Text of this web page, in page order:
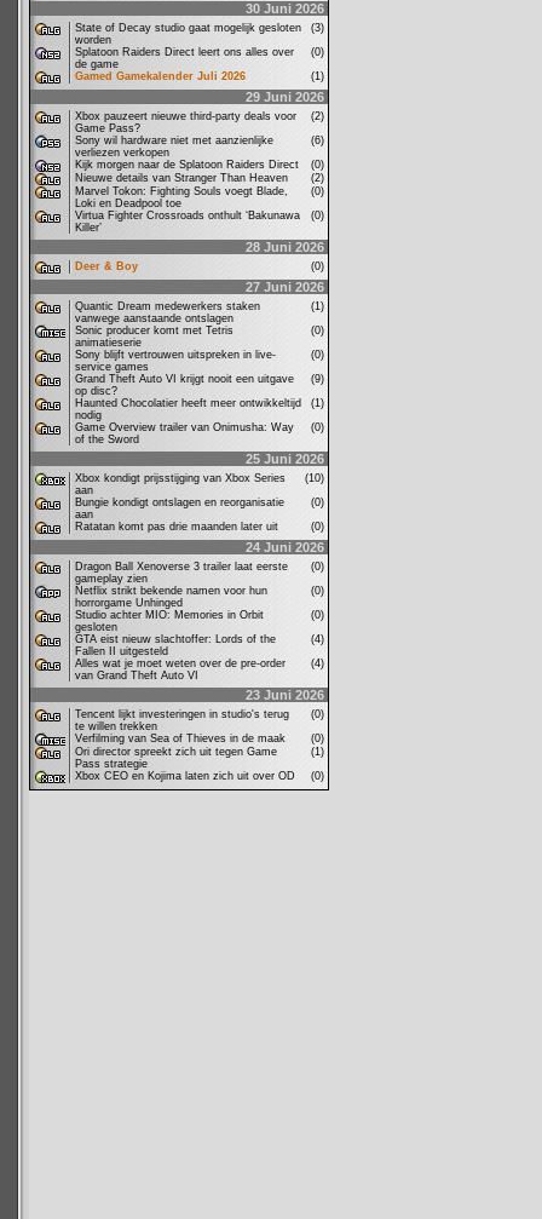
30 Juni 2026
State of Decay studio gaat mogelijk gesloten
worden
(3)
Splatoon Raiders Direct leert ons alles over
de game
(0)
Gamed Gamekalender Juli 2026
(1)
29 Juni 2026
Xbox pauzeert nieuwe third-party deals voor
Game Pass?
(2)
Sony wil hardware niet met aanzienlijke
verliezen verkopen
(6)
Kijk morgen naar de Splatoon Raiders Direct
(0)
Nieuwe details van Stranger Than Heaven
(2)
Marvel Tokon: Fighting Souls voegt Blade,
Loki en Deadpool toe
(0)
Virtua Fighter Crossroads onthult ‘Bakunawa
Killer’
(0)
28 Juni 2026
Deer & Boy (0)
27 Juni 2026
Quantic Dream medewerkers staken
vanwege aanstaande ontslagen
(1)
Sonic producer komt met Tetris
animatieserie
(0)
Sony blijft vertrouwen uitspreken in live-
service games
(0)
Grand Theft Auto VI krijgt nooit een uitgave
op disc?
(9)
Haunted Chocolatier heeft meer ontwikkeltijd
nodig
(1)
Game Overview trailer van Onimusha: Way
of the Sword
(0)
25 Juni 2026
Xbox kondigt prijsstijging van Xbox Series
aan
(10)
Bungie kondigt ontslagen en reorganisatie
aan
(0)
Ratatan komt pas drie maanden later uit
(0)
24 Juni 2026
Dragon Ball Xenoverse 3 trailer laat eerste
gameplay zien
(0)
Netflix strikt bekende namen voor hun
horrorgame Unhinged
(0)
Studio achter MIO: Memories in Orbit
gesloten
(0)
GTA eist nieuw slachtoffer: Lords of the
Fallen II uitgesteld
(4)
Alles wat je moet weten over de pre-order
van Grand Theft Auto VI
(4)
23 Juni 2026
Tencent lijkt investeringen in studio's terug
te willen trekken
(0)
Verfilming van Sea of Thieves in de maak
(0)
Ori director spreekt zich uit tegen Game
Pass strategie
(1)
Xbox CEO en Kojima laten zich uit over OD
(0)